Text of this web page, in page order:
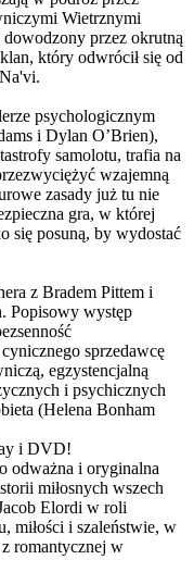
Wietrznymi
przez okrutną
który odwrócił się od
psychologicznym
i Dylan O’Brien),
samolotu, trafia na
wzajemną
zasady już tu nie
gra, w której
się posuną, by wydostać
z Bradem Pittem i
Popisowy występ
sprzedawcę
egzystencjalną
i psychicznych
(Helena Bonham
i DVD!
odważna i oryginalna
miłosnych wszech
Elordi w roli
miłości i szaleństwie, w
z romantycznej w